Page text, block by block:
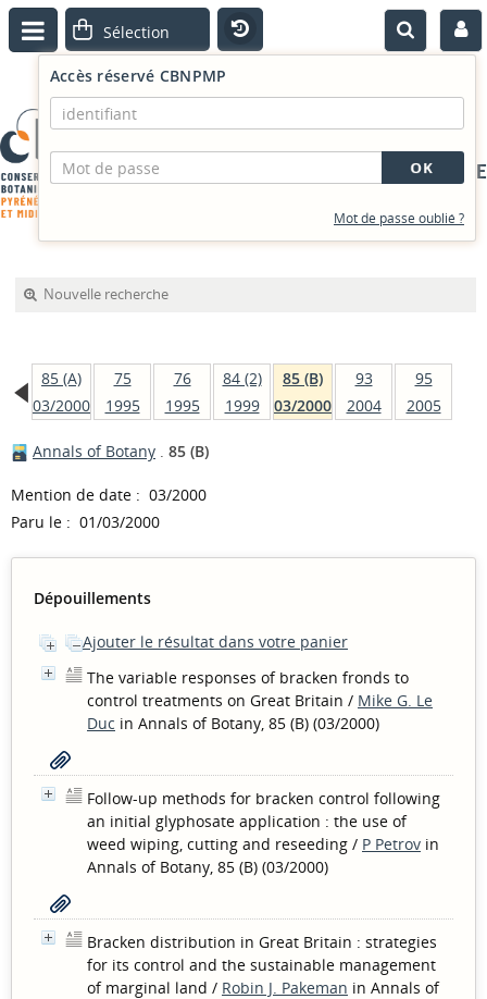
PORTAIL DOCUMENTAIRE
Accès réservé CBNPMP
Mot de passe oublié ?
Nouvelle recherche
85 (A)
03/2000
75
1995
76
1995
84 (2)
1999
85 (B)
03/2000
93
2004
95
2005
Annals of Botany . 85 (B)
Mention de date : 03/2000
Paru le : 01/03/2000
Dépouillements
Ajouter le résultat dans votre panier
The variable responses of bracken fronds to
control treatments on Great Britain / Mike G. Le
Duc in Annals of Botany, 85 (B) (03/2000)
Follow-up methods for bracken control following
an initial glyphosate application : the use of
weed wiping, cutting and reseeding / P Petrov in
Annals of Botany, 85 (B) (03/2000)
Bracken distribution in Great Britain : strategies
for its control and the sustainable management
of marginal land / Robin J. Pakeman in Annals of